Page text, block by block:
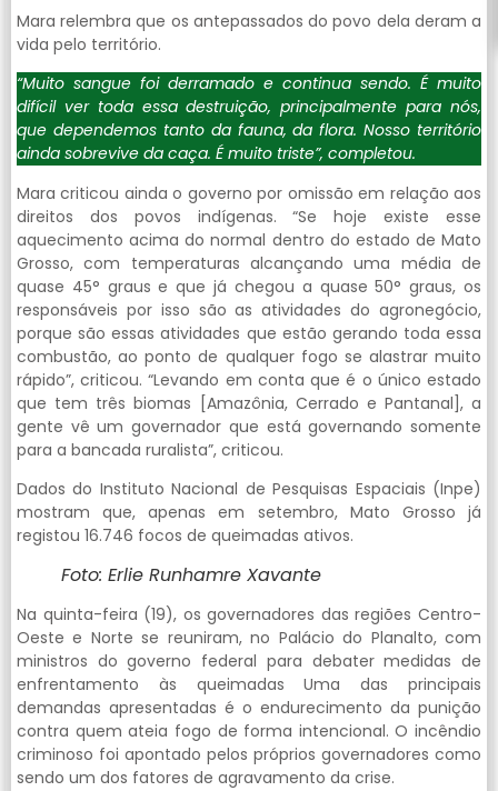
Mara relembra que os antepassados do povo dela deram a
vida pelo território.
“Muito sangue foi derramado e continua sendo. É muito
difícil ver toda essa destruição, principalmente para nós,
que dependemos tanto da fauna, da flora. Nosso território
ainda sobrevive da caça. É muito triste”, completou.
Mara criticou ainda o governo por omissão em relação aos
direitos dos povos indígenas. “Se hoje existe esse
aquecimento acima do normal dentro do estado de Mato
Grosso, com temperaturas alcançando uma média de
quase 45° graus e que já chegou a quase 50° graus, os
responsáveis por isso são as atividades do agronegócio,
porque são essas atividades que estão gerando toda essa
combustão, ao ponto de qualquer fogo se alastrar muito
rápido”, criticou. “Levando em conta que é o único estado
que tem três biomas [Amazônia, Cerrado e Pantanal], a
gente vê um governador que está governando somente
para a bancada ruralista”, criticou.
Dados do Instituto Nacional de Pesquisas Espaciais (Inpe)
mostram que, apenas em setembro, Mato Grosso já
registou 16.746 focos de queimadas ativos.
Foto: Erlie Runhamre Xavante
Na quinta-feira (19), os governadores das regiões Centro-
Oeste e Norte se reuniram, no Palácio do Planalto, com
ministros do governo federal para debater medidas de
enfrentamento às queimadas Uma das principais
demandas apresentadas é o endurecimento da punição
contra quem ateia fogo de forma intencional. O incêndio
criminoso foi apontado pelos próprios governadores como
sendo um dos fatores de agravamento da crise.